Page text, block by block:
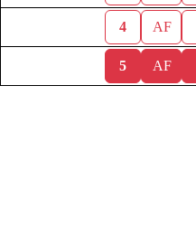
4 AF
5 AF